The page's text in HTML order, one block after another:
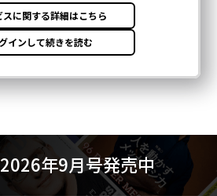
2026年9月号発売中